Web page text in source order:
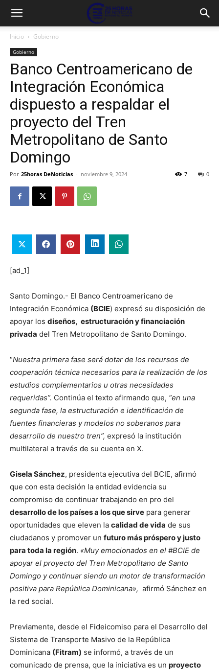
Inicio Gobierno
Gobierno
Banco Centroamericano de
Integración Económica
dispuesto a respaldar el
proyecto del Tren
Metropolitano de Santo
Domingo
Por 25horas DeNoticias - noviembre 9, 2024 0
7
[ad_1]
Santo Domingo.- El Banco Centroamericano de
Integración Económica (BCIE) expresó su disposición de
apoyar los diseños, estructuración y financiación
privada del Tren Metropolitano de Santo Domingo.
“Nuestra primera fase será dotar de los recursos de
cooperación técnica necesarios para la realización de los
estudios complementarios u otras necesidades
requeridas”. Continúa el texto afirmando que, “en una
segunda fase, la estructuración e identificación de
fuentes financieras y modelos no soberanos para
desarrollo de nuestro tren”, expresó la institución
multilateral a través de su cuenta en X.
Gisela Sánchez, presidenta ejecutiva del BCIE, afirmó
que con esta decisión la entidad evidencia su
compromiso de continuar trabajando en pro del
desarrollo de los países a los que sirve para generar
oportunidades que eleven la calidad de vida de sus
ciudadanos y promover un futuro más próspero y justo
para toda la región. «Muy emocionados en el #BCIE de
apoyar el proyecto del Tren Metropolitano de Santo
Domingo y continuar siendo un motor de transformación
positiva para República Dominicana», afirmó Sánchez en
la red social.
Previamente, desde el Fideicomiso para el Desarrollo del
Sistema de Transporte Masivo de la República
Dominicana (Fitram) se informó, a través de un
comunicado de prensa, que la iniciativa es un proyecto